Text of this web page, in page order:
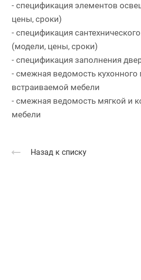
- спецификация элементов
цены, сроки)
- спецификация
(модели, цены, сроки)
- спецификация заполнения
- смежная ведомость кухонного
встраиваемой мебели
- смежная ведомость мягкой и
мебели
Назад к списку